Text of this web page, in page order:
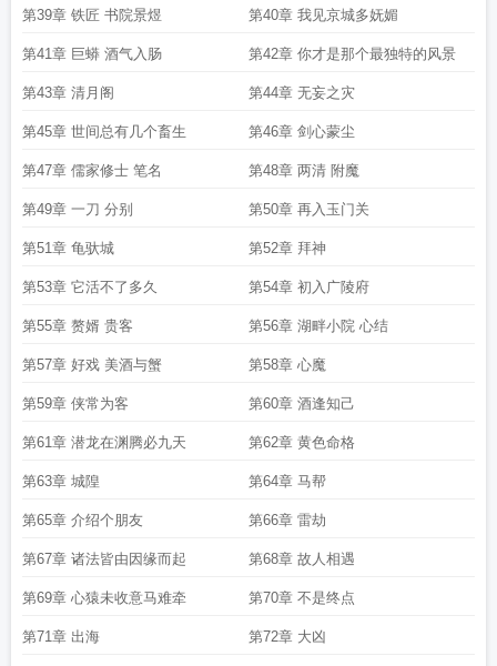
第39章 铁匠 书院景煜 第40章 我见京城多妩媚
第41章 巨蟒 酒气入肠 第42章 你才是那个最独特的风景
第43章 清月阁 第44章 无妄之灾
第45章 世间总有几个畜生 第46章 剑心蒙尘
第47章 儒家修士 笔名 第48章 两清 附魔
第49章 一刀 分别 第50章 再入玉门关
第51章 龟驮城 第52章 拜神
第53章 它活不了多久 第54章 初入广陵府
第55章 赘婿 贵客 第56章 湖畔小院 心结
第57章 好戏 美酒与蟹 第58章 心魔
第59章 侠常为客 第60章 酒逢知己
第61章 潜龙在渊腾必九天 第62章 黄色命格
第63章 城隍 第64章 马帮
第65章 介绍个朋友 第66章 雷劫
第67章 诸法皆由因缘而起 第68章 故人相遇
第69章 心猿未收意马难牵 第70章 不是终点
第71章 出海 第72章 大凶